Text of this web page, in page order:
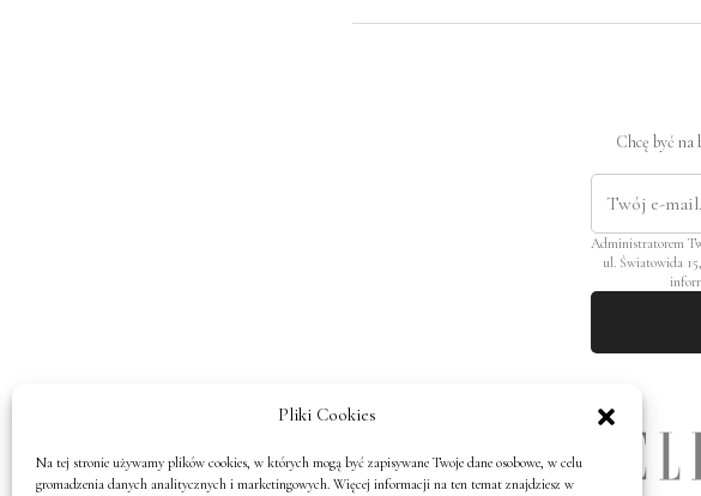
Pliki Cookies
Na tej stronie używamy plików cookies, w których mogą być zapisywane Twoje dane osobowe, w celu
gromadzenia danych analitycznych i marketingowych. Więcej informacji na ten temat znajdziesz w
Chcę być
Administratorem
ul. Światowida